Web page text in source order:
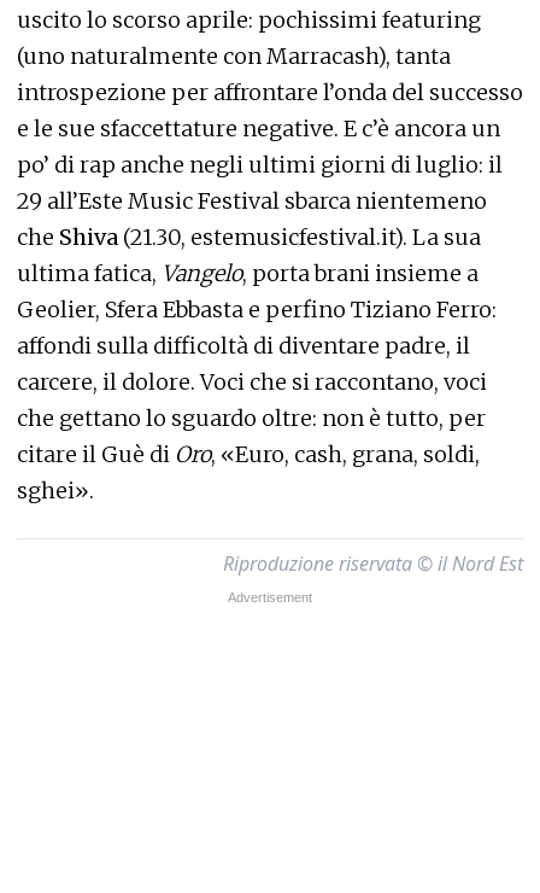
uscito lo scorso aprile: pochissimi featuring
(uno naturalmente con Marracash), tanta
introspezione per affrontare l’onda del successo
e le sue sfaccettature negative. E c’è ancora un
po’ di rap anche negli ultimi giorni di luglio: il
29 all’Este Music Festival sbarca nientemeno
che Shiva (21.30, estemusicfestival.it). La sua
ultima fatica, Vangelo, porta brani insieme a
Geolier, Sfera Ebbasta e perfino Tiziano Ferro:
affondi sulla difficoltà di diventare padre, il
carcere, il dolore. Voci che si raccontano, voci
che gettano lo sguardo oltre: non è tutto, per
citare il Guè di Oro, «Euro, cash, grana, soldi,
sghei».
Riproduzione riservata © il Nord Est